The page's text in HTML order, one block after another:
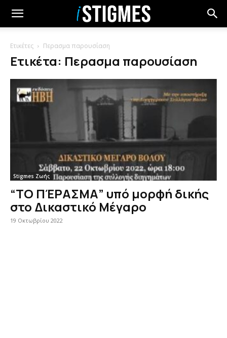
Ετικέτες Περασμα παρουσίαση
Ετικέτα: Περασμα παρουσίαση
Stigmes Ζωής
“ΤΟ ΠΈΡΑΣΜΑ” υπό μορφή δικής
στο Δικαστικό Μέγαρο
19 Οκτωβρίου 2022